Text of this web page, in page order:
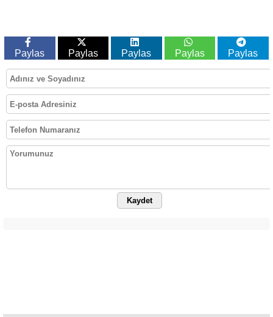
Paylas Paylas Paylas Paylas Paylas
Kaydet